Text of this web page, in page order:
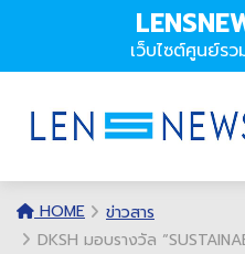
เว็บไซต์ศูนย์ร
HOME
ข่าวสาร
DKSH มอบรางวัล